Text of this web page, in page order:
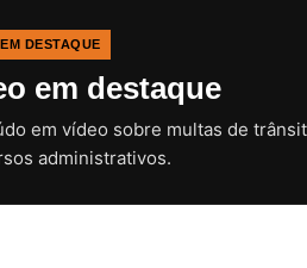
DESTAQUE
em destaque
em vídeo sobre multas de
administrativos.